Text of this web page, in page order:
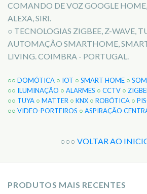
COMANDO DE VOZ GOOGLE
ALEXA, SIRI.
○ TECNOLOGIAS ZIGBEE, Z-WAVE,
AUTOMAÇÃO SMARTHOME,
LIVING. COIMBRA - PORTUGAL.
○○ DOMÓTICA ○ IOT ○ SMART HOME ○
○○ ILUMINAÇÃO ○ ALARMES ○ CCTV ○
○○ TUYA ○ MATTER ○ KNX ○ ROBÓTICA ○
○○ VIDEO-PORTEIROS ○ ASPIRAÇÃO
○○○ VOLTAR AO
PRODUTOS MAIS RECENTES